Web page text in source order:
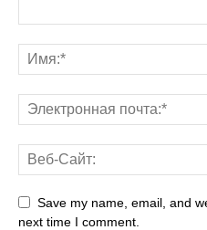
Save my name, email, and
next time I comment.